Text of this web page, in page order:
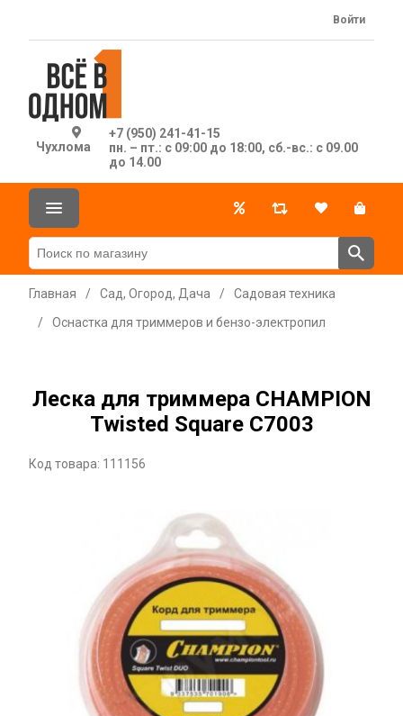
Чухлома
+7 (950) 241-41-15
пн. – пт.: с 09:00 до 18:00, сб.-вс.: с 09.00
до 14.00
Войти
Главная / Сад, Огород, Дача /
Садовая техника
/
Оснастка для триммеров и бензо-электропил
Леска для триммера CHAMPION
Twisted Square C7003
Код товара: 111156